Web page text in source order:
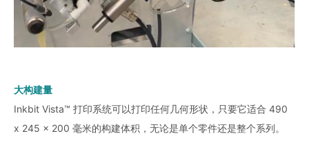
大构建量
Inkbit Vista™ 打印系统可以打印任何几何形状，只要它适合 490
x 245 x 200 毫米的构建体积，无论是单个零件还是整个系列。